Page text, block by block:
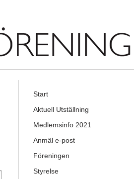
Start
Aktuell Utställning
Medlemsinfo 2021
Anmäl e-post
Föreningen
Styrelse